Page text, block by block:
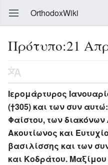
OrthodoxWiki
Πρότυπο:21
Ιερομάρτυρος
(†305) και των συν
Φαίστου, των
Ακουτίωνος και
βασιλίσσης και των
και Κοδράτου.